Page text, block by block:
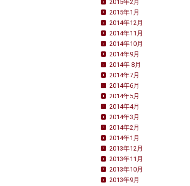
2015年2月
2015年1月
2014年12月
2014年11月
2014年10月
2014年9月
2014年 8月
2014年7月
2014年6月
2014年5月
2014年4月
2014年3月
2014年2月
2014年1月
2013年12月
2013年11月
2013年10月
2013年9月